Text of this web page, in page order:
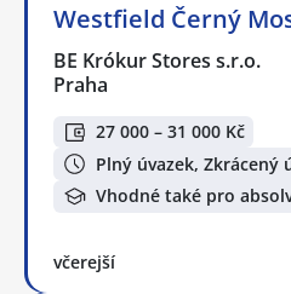
Westfield Černý
BE Krókur Stores s.r.o.
Praha
27 000 – 31 000 Kč
Plný úvazek, Zkrácený
Vhodné také pro
včerejší